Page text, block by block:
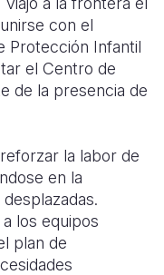
con el
Protección Infantil
el Centro de
de la presencia de
la labor de
en la
los equipos
plan de